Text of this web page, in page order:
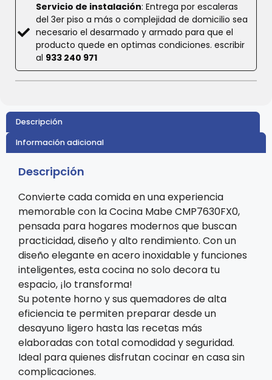
Servicio de instalación: Entrega por escaleras
del 3er piso a más o complejidad de domicilio sea
necesario el desarmado y armado para que el
producto quede en optimas condiciones. escribir
al 933 240 971
Descripción
Información adicional
Descripción
Convierte cada comida en una experiencia
memorable con la Cocina Mabe CMP7630FX0,
pensada para hogares modernos que buscan
practicidad, diseño y alto rendimiento. Con un
diseño elegante en acero inoxidable y funciones
inteligentes, esta cocina no solo decora tu
espacio, ¡lo transforma!
Su potente horno y sus quemadores de alta
eficiencia te permiten preparar desde un
desayuno ligero hasta las recetas más
elaboradas con total comodidad y seguridad.
Ideal para quienes disfrutan cocinar en casa sin
complicaciones.